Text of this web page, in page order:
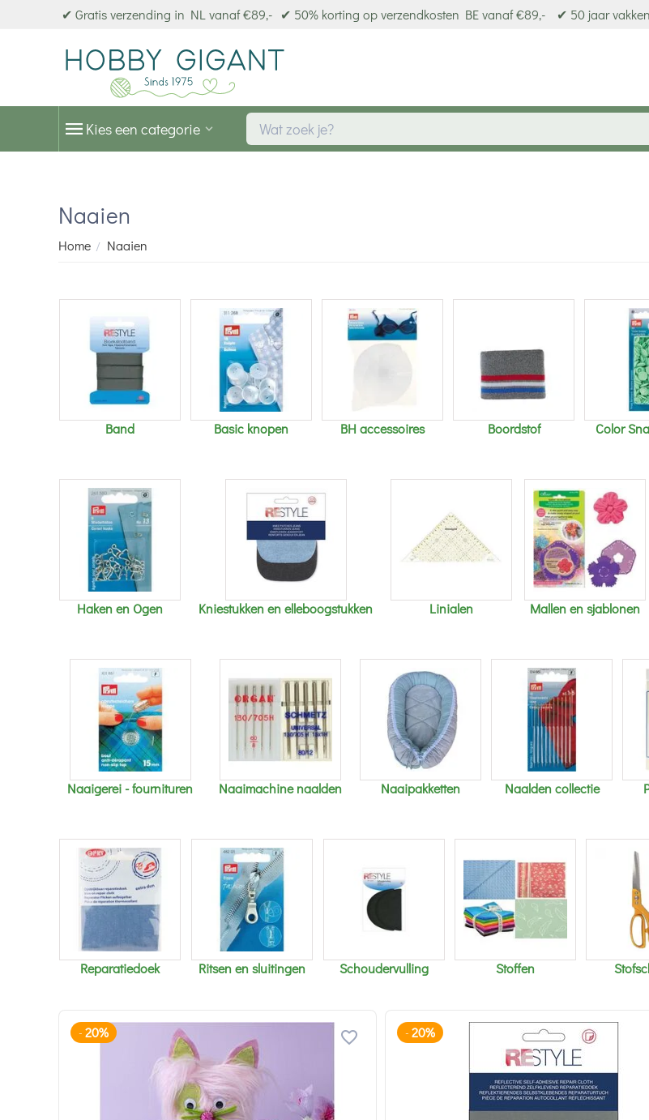
✔ Gratis verzending in NL vanaf €89,- ✔ 50% korting op verzendkosten BE vanaf €89,- ✔ 50 jaar
Kies een categorie
Naaien
Home / Naaien
Band Basic knopen BH accessoires Boordstof Color
Haken en Ogen Kniestukken en elleboogstukken Linialen Mallen en sjablonen
Naaigerei - fournituren Naaimachine naalden Naaipakketten Naalden collectie
Reparatiedoek Ritsen en sluitingen Schoudervulling Stoffen
- 20% - 20%